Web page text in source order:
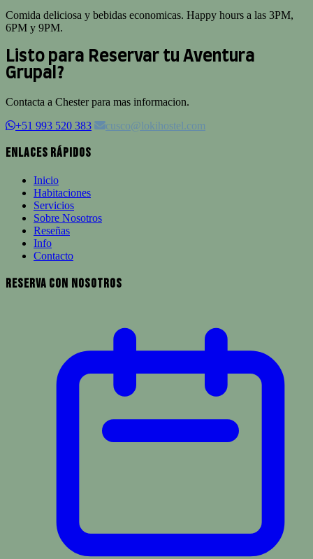
Comida deliciosa y bebidas economicas. Happy hours a las 3PM,
6PM y 9PM.
Listo para Reservar tu Aventura
Grupal?
Contacta a Chester para mas informacion.
+51 993 520 383
cusco@lokihostel.com
Enlaces Rápidos
Inicio
Habitaciones
Servicios
Sobre Nosotros
Reseñas
Info
Contacto
Reserva con Nosotros